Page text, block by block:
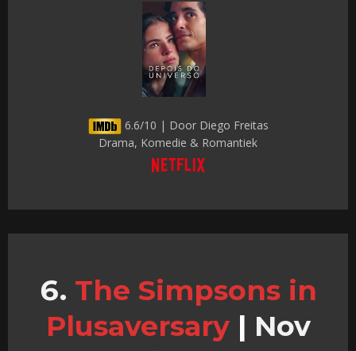
6.6/10 | Door Diego Freitas
Drama, Komedie & Romantiek
The Simpsons in
Plusaversary | Nov